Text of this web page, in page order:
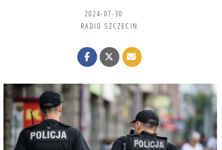
2024-07-30
RADIO SZCZECIN